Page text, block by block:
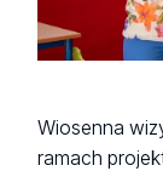
Wiosenna
ramach